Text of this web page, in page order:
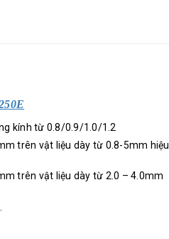
kính từ 0.8/0.9/1.0/1.2
trên vật liệu dày từ 0.8-5mm hiệu
trên vật liệu dày từ 2.0 – 4.0mm